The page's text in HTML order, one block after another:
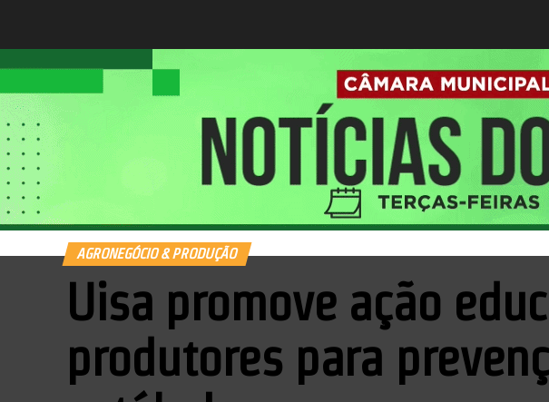
AGRONEGÓCIO & PRODUÇÃO
Uisa promove ação
produtores para